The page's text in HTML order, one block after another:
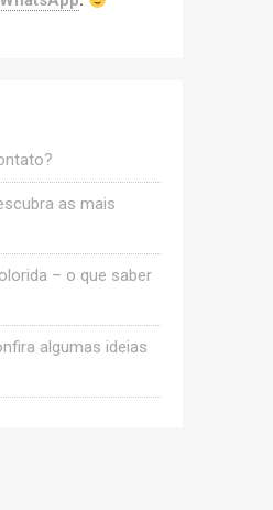
as mais
– o que saber
algumas ideias